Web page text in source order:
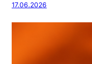
17.06.2026